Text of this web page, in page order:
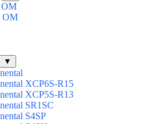
OM
OM
▼
XCP6S-R15
XCP5S-R13
SR1SC
S4SP